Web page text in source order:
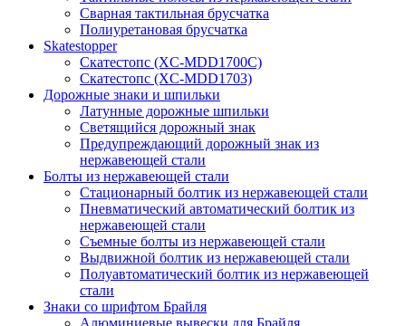
Сварная тактильная брусчатка
Полиуретановая брусчатка
Skatestopper
Скатестопс (XC-MDD1700C)
Скатестопс (XC-MDD1703)
Дорожные знаки и шпильки
Латунные дорожные шпильки
Светящийся дорожный знак
Предупреждающий дорожный знак из
нержавеющей стали
Болты из нержавеющей стали
Стационарный болтик из нержавеющей стали
Пневматический автоматический болтик из
нержавеющей стали
Съемные болты из нержавеющей стали
Выдвижной болтик из нержавеющей стали
Полуавтоматический болтик из нержавеющей
стали
Знаки со шрифтом Брайля
Алюминиевые вывески для Брайля